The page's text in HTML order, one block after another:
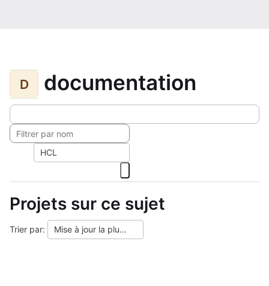
D documentation
HCL
Projets sur ce sujet
Trier par: Mise à jour la plus ancienne